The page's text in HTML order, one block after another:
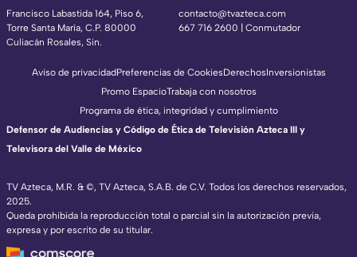
Francisco Labastida 164, Piso 6,
Torre Santa María, C.P. 80000
Culiacán Rosales, Sin.
contacto@tvazteca.com
667 716 2600 | Conmutador
TV Azteca, M.R. & ©, TV Azteca, S.A.B. de C.V. Todos los derechos reservados,
2025.
Queda prohibida la reproducción total o parcial sin la autorización previa,
expresa y por escrito de su titular.
Aviso de privacidadPreferencias de CookiesDerechosInversionistas
Promo EspacioTrabaja con nosotros
Programa de ética, integridad y cumplimiento
Defensor de Audiencias y Código de Ética de Televisión Azteca III y
Televisora del Valle de México